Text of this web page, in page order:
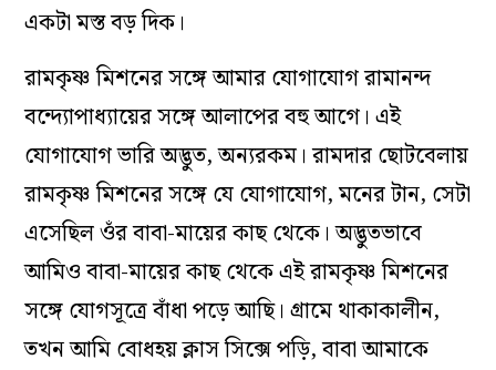
একটা মস্ত বড় দিক।
রামকৃষ্ণ মিশনের সঙ্গে আমার যোগাযোগ রামানন্দ
বন্দ্যোপাধ্যায়ের সঙ্গে আলাপের বহু আগে। এই
যোগাযোগ ভারি অদ্ভুত, অন্যরকম। রামদার ছোটবেলায়
রামকৃষ্ণ মিশনের সঙ্গে যে যোগাযোগ, মনের টান, সেটা
এসেছিল ওঁর বাবা-মায়ের কাছ থেকে। অদ্ভুতভাবে
আমিও বাবা-মায়ের কাছ থেকে এই রামকৃষ্ণ মিশনের
সঙ্গে যোগসূত্রে বাঁধা পড়ে আছি। গ্রামে থাকাকালীন,
তখন আমি বোধহয় ক্লাস সিক্সে পড়ি, বাবা আমাকে